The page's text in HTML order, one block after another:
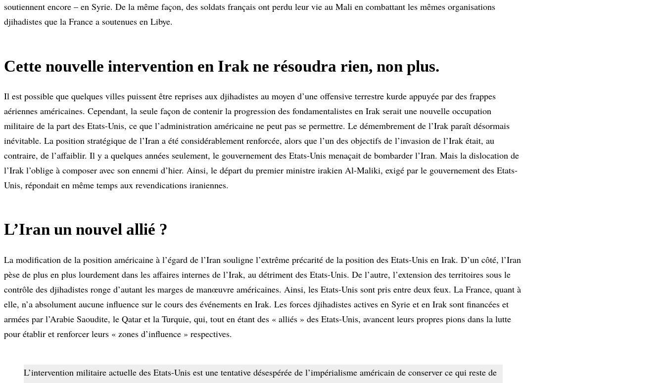
soutiennent encore – en Syrie. De la même façon, des soldats français ont perdu leur vie au Mali en combattant les mêmes organisations
djihadistes que la France a soutenues en Libye.
Cette nouvelle intervention en Irak ne résoudra rien, non plus.
Il est possible que quelques villes puissent être reprises aux djihadistes au moyen d’une offensive terrestre kurde appuyée par des frappes
aériennes américaines. Cependant, la seule façon de contenir la progression des fondamentalistes en Irak serait une nouvelle occupation
militaire de la part des Etats-Unis, ce que l’administration américaine ne peut pas se permettre. Le démembrement de l’Irak paraît désormais
inévitable. La position stratégique de l’Iran a été considérablement renforcée, alors que l’un des objectifs de l’invasion de l’Irak était, au
contraire, de l’affaiblir. Il y a quelques années seulement, le gouvernement des Etats-Unis menaçait de bombarder l’Iran. Mais la dislocation de
l’Irak l’oblige à composer avec son ennemi d’hier. Ainsi, le départ du premier ministre irakien Al-Maliki, exigé par le gouvernement des Etats-
Unis, répondait en même temps aux revendications iraniennes.
L’Iran un nouvel allié ?
La modification de la position américaine à l’égard de l’Iran souligne l’extrême précarité de la position des Etats-Unis en Irak. D’un côté, l’Iran
pèse de plus en plus lourdement dans les affaires internes de l’Irak, au détriment des Etats-Unis. De l’autre, l’extension des territoires sous le
contrôle des djihadistes ronge d’autant les marges de manœuvre américaines. Ainsi, les Etats-Unis sont pris entre deux feux. La France, quant à
elle, n’a absolument aucune influence sur le cours des événements en Irak. Les forces djihadistes actives en Syrie et en Irak sont financées et
armées par l’Arabie Saoudite, le Qatar et la Turquie, qui, tout en étant des « alliés » des Etats-Unis, avancent leurs propres pions dans la lutte
pour établir et renforcer leurs « zones d’influence » respectives.
L’intervention militaire actuelle des Etats-Unis est une tentative désespérée de l’impérialisme américain de conserver ce qui reste de